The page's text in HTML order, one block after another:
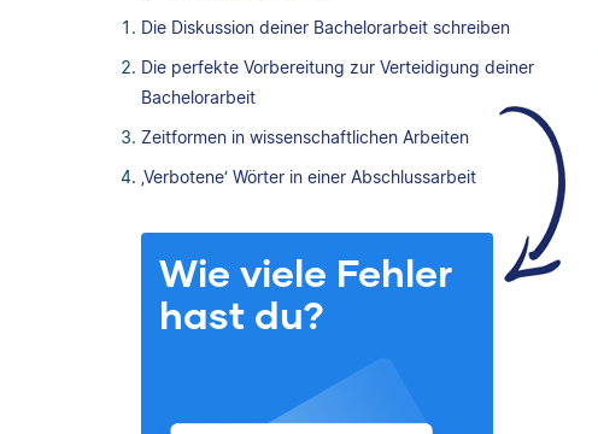
Die Diskussion deiner Bachelorarbeit schreiben
Die perfekte Vorbereitung zur Verteidigung deiner
Bachelorarbeit
Zeitformen in wissenschaftlichen Arbeiten
‚Verbotene‘ Wörter in einer Abschlussarbeit
Wie viele Fehler
hast du?